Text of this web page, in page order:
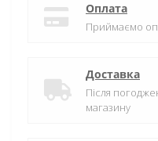
Оплата
Приймаємо
Доставка
Після
магазину